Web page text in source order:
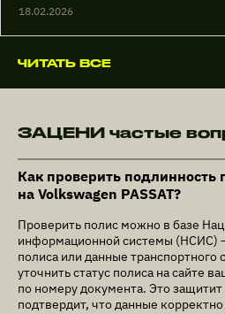
18.02.2026
ЧИТАТЬ ВСЕ
ЗАЦЕНИ частые
Как проверить подлинность
на Volkswagen PASSAT?
Проверить полис можно в базе
информационной системы (НСИС)
полиса или данные
уточнить статус полиса на сайте
по номеру документа. Это
подтвердит, что данные